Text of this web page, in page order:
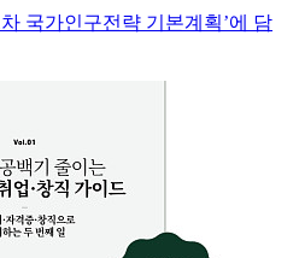
국가인구전략 기본계획’에 담